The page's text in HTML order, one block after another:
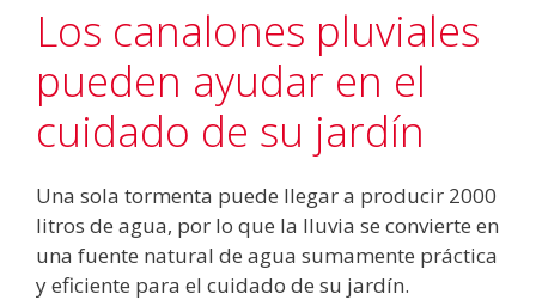
Los canalones pluviales
pueden ayudar en el
cuidado de su jardín
Una sola tormenta puede llegar a producir 2000
litros de agua, por lo que la lluvia se convierte en
una fuente natural de agua sumamente práctica
y eficiente para el cuidado de su jardín.